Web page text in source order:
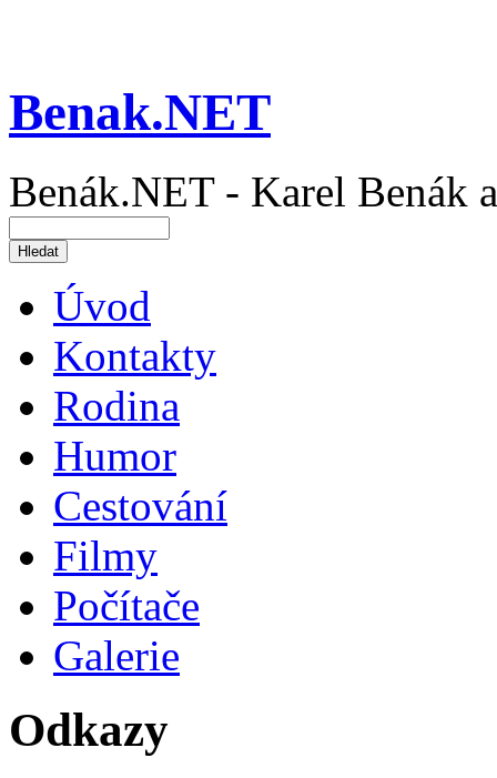
Benak.NET
Benák.NET - Karel Benák
Úvod
Kontakty
Rodina
Humor
Cestování
Filmy
Počítače
Galerie
Odkazy